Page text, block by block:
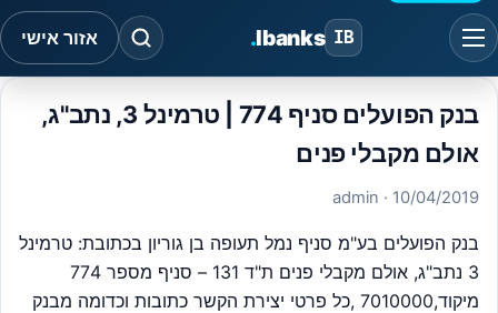
IB
Ibanks
. אזור אישי
בנק הפועלים סניף 774 | טרמינל 3, נתב"ג,
אולם מקבלי פנים
10/04/2019
· admin
בנק הפועלים בע"מ סניף נמל תעופה בן גוריון בכתובת: טרמינל
3 נתב"ג, אולם מקבלי פנים ת"ד 131 – סניף מספר 774
מיקוד,7010000 ,כל פרטי יצירת הקשר כתובות וכדומה מבנק